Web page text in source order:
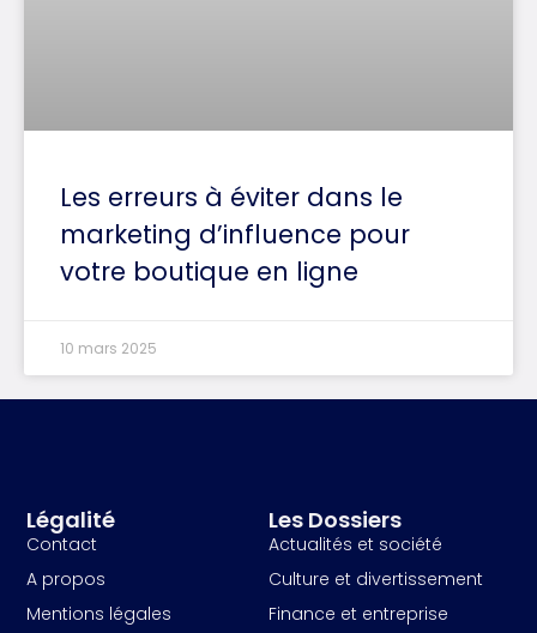
Les erreurs à éviter dans le
marketing d’influence pour
votre boutique en ligne
10 mars 2025
Les Dossiers
Actualités et société
Culture et divertissement
Finance et entreprise
Légalité
Contact
A propos
Mentions légales